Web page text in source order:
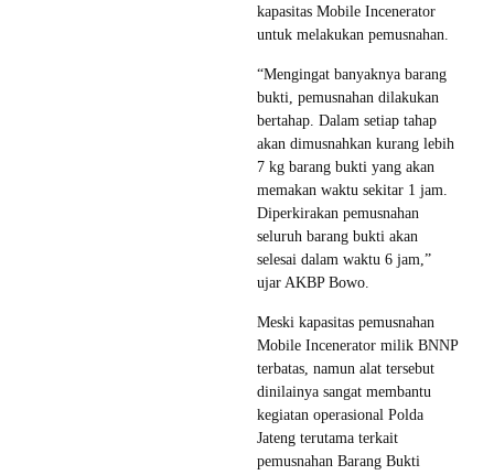
kapasitas Mobile Incenerator
untuk melakukan pemusnahan.
“Mengingat banyaknya barang
bukti, pemusnahan dilakukan
bertahap. Dalam setiap tahap
akan dimusnahkan kurang lebih
7 kg barang bukti yang akan
memakan waktu sekitar 1 jam.
Diperkirakan pemusnahan
seluruh barang bukti akan
selesai dalam waktu 6 jam,”
ujar AKBP Bowo.
Meski kapasitas pemusnahan
Mobile Incenerator milik BNNP
terbatas, namun alat tersebut
dinilainya sangat membantu
kegiatan operasional Polda
Jateng terutama terkait
pemusnahan Barang Bukti